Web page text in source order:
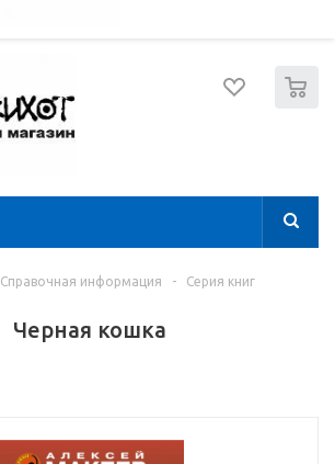
Справочная информация - Серия книг
Черная кошка